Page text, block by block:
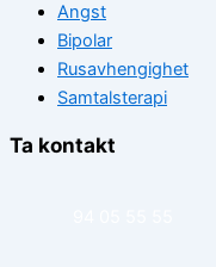
Angst
Bipolar
Rusavhengighet
Samtalsterapi
Ta kontakt